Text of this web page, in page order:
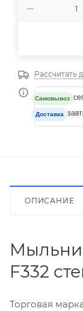
Рассчитать
Самовывоз
Доставка
ОПИСАНИЕ
F332
Торговая